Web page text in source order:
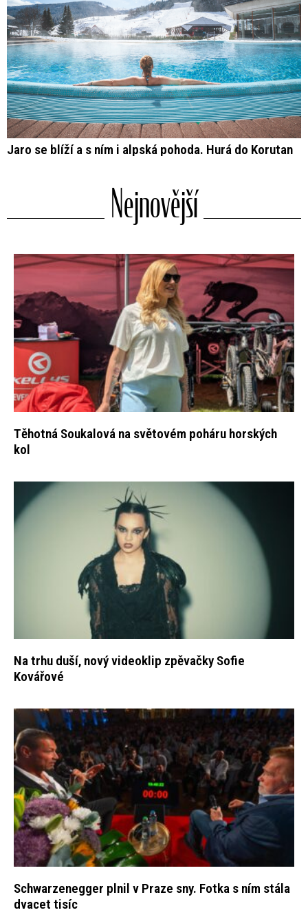
Jaro se blíží a s ním i alpská pohoda. Hurá do Korutan
Nejnovější
Těhotná Soukalová na světovém poháru horských
kol
Na trhu duší, nový videoklip zpěvačky Sofie
Kovářové
Schwarzenegger plnil v Praze sny. Fotka s ním stála
dvacet tisíc